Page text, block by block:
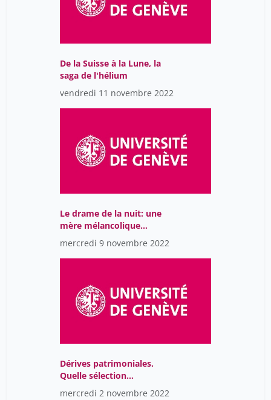
De la Suisse à la Lune, la
saga de l'hélium
vendredi 11 novembre 2022
Le drame de la nuit: une
mère mélancolique
égorge ses quatre
enfants en 1885. Un fait
divers qui émeut Genève
mercredi 9 novembre 2022
Dérives patrimoniales.
Quelle sélection
architecturale?
mercredi 2 novembre 2022